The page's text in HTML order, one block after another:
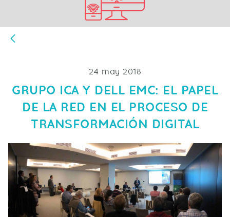
24 may 2018
GRUPO ICA Y DELL EMC: EL PAPEL
DE LA RED EN EL PROCESO DE
TRANSFORMACIÓN DIGITAL